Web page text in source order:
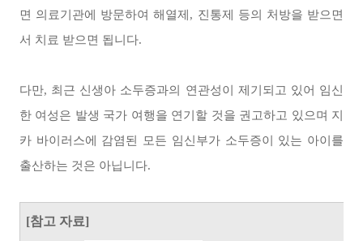
면 의료기관에 방문하여 해열제, 진통제 등의 처방을 받으면
서 치료 받으면 됩니다.
다만, 최근 신생아 소두증과의 연관성이 제기되고 있어 임신
한 여성은 발생 국가 여행을 연기할 것을 권고하고 있으며 지
카 바이러스에 감염된 모든 임신부가 소두증이 있는 아이를
출산하는 것은 아닙니다.
[참고 자료]